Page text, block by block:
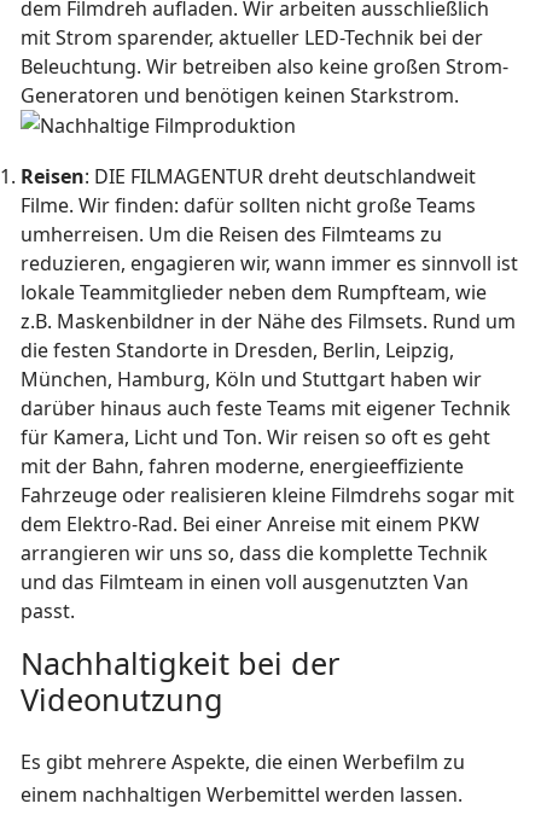
dem Filmdreh aufladen. Wir arbeiten ausschließlich
mit Strom sparender, aktueller LED-Technik bei der
Beleuchtung. Wir betreiben also keine großen Strom-
Generatoren und benötigen keinen Starkstrom.
Reisen: DIE FILMAGENTUR dreht deutschlandweit
Filme. Wir finden: dafür sollten nicht große Teams
umherreisen. Um die Reisen des Filmteams zu
reduzieren, engagieren wir, wann immer es sinnvoll ist
lokale Teammitglieder neben dem Rumpfteam, wie
z.B. Maskenbildner in der Nähe des Filmsets. Rund um
die festen Standorte in Dresden, Berlin, Leipzig,
München, Hamburg, Köln und Stuttgart haben wir
darüber hinaus auch feste Teams mit eigener Technik
für Kamera, Licht und Ton. Wir reisen so oft es geht
mit der Bahn, fahren moderne, energieeffiziente
Fahrzeuge oder realisieren kleine Filmdrehs sogar mit
dem Elektro-Rad. Bei einer Anreise mit einem PKW
arrangieren wir uns so, dass die komplette Technik
und das Filmteam in einen voll ausgenutzten Van
passt.
Nachhaltigkeit bei der
Videonutzung
Es gibt mehrere Aspekte, die einen Werbefilm zu
einem nachhaltigen Werbemittel werden lassen.